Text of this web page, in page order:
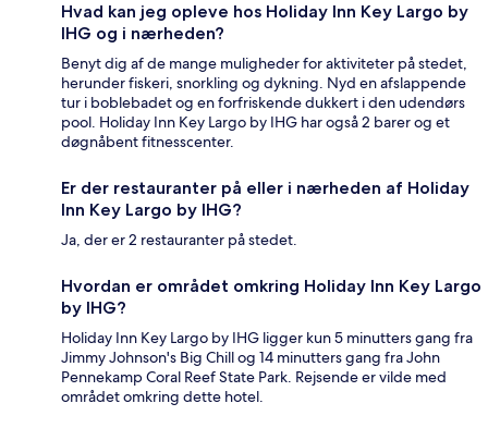
Hvad kan jeg opleve hos Holiday Inn Key Largo by
IHG og i nærheden?
Benyt dig af de mange muligheder for aktiviteter på stedet,
herunder fiskeri, snorkling og dykning. Nyd en afslappende
tur i boblebadet og en forfriskende dukkert i den udendørs
pool. Holiday Inn Key Largo by IHG har også 2 barer og et
døgnåbent fitnesscenter.
Er der restauranter på eller i nærheden af Holiday
Inn Key Largo by IHG?
Ja, der er 2 restauranter på stedet.
Hvordan er området omkring Holiday Inn Key Largo
by IHG?
Holiday Inn Key Largo by IHG ligger kun 5 minutters gang fra
Jimmy Johnson's Big Chill og 14 minutters gang fra John
Pennekamp Coral Reef State Park. Rejsende er vilde med
området omkring dette hotel.